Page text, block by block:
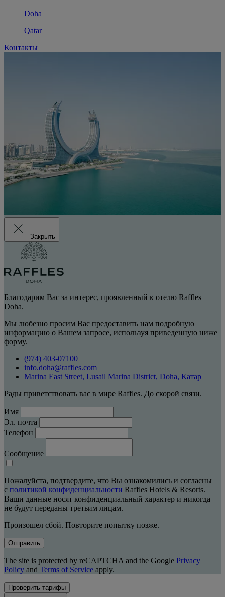
Doha
Qatar
Контакты
Закрыть
Благодарим Вас за интерес, проявленный к отелю Raffles
Doha.
Мы любезно просим Вас предоставить нам подробную
информацию о Вашем запросе, используя приведенную ниже
форму.
(974) 403-07100
info.doha@raffles.com
Marina East Street, Lusail Marina District, Doha, Катар
Рады приветствовать вас в мире Raffles. До скорой связи.
Имя
Эл. почта
Телефон
Сообщение
Пожалуйста, подтвердите, что Вы ознакомились и согласны
с политикой конфиденциальности Raffles Hotels & Resorts.
Ваши данные носят конфиденциальный характер и никогда
не будут переданы третьим лицам.
Произошел сбой. Повторите попытку позже.
Отправить
The site is protected by reCAPTCHA and the Google Privacy
Policy and Terms of Service apply.
Проверить тарифы